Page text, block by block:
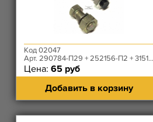
Код 02047
Арт. 290784-П29 + 252156-П2 + 3151-20-2401059-10
Цена: 65 руб
Добавить в корзину